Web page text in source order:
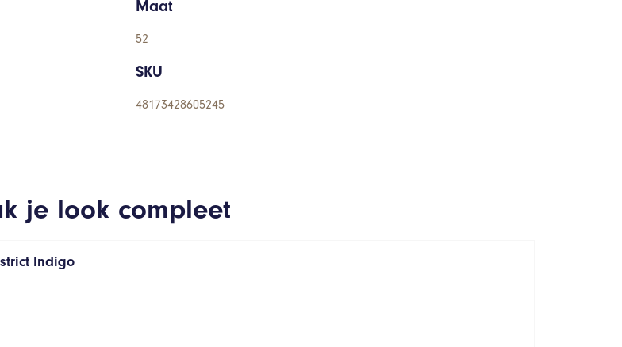
Maat
52
SKU
48173428605245
je look compleet
Indigo